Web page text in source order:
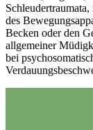
des
Becken oder den
allgemeiner
bei